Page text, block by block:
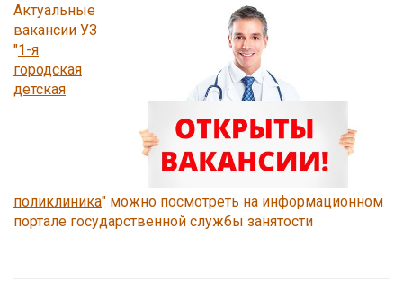
Актуальные
вакансии УЗ
"1-я
городская
детская
поликлиника" можно посмотреть на информационном
портале государственной службы занятости